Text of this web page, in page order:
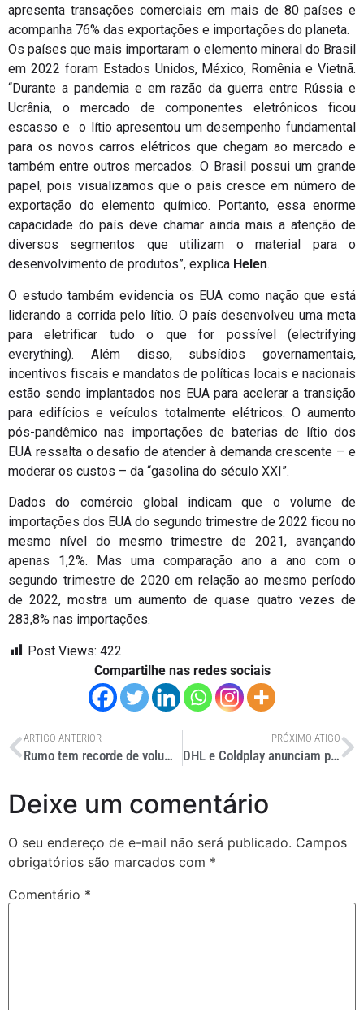
apresenta transações comerciais em mais de 80 países e
acompanha 76% das exportações e importações do planeta.
Os países que mais importaram o elemento mineral do Brasil
em 2022 foram Estados Unidos, México, Romênia e Vietnã.
“Durante a pandemia e em razão da guerra entre Rússia e
Ucrânia, o mercado de componentes eletrônicos ficou
escasso e o lítio apresentou um desempenho fundamental
para os novos carros elétricos que chegam ao mercado e
também entre outros mercados. O Brasil possui um grande
papel, pois visualizamos que o país cresce em número de
exportação do elemento químico. Portanto, essa enorme
capacidade do país deve chamar ainda mais a atenção de
diversos segmentos que utilizam o material para o
desenvolvimento de produtos”, explica Helen.
O estudo também evidencia os EUA como nação que está
liderando a corrida pelo lítio. O país desenvolveu uma meta
para eletrificar tudo o que for possível (electrifying
everything). Além disso, subsídios governamentais,
incentivos fiscais e mandatos de políticas locais e nacionais
estão sendo implantados nos EUA para acelerar a transição
para edifícios e veículos totalmente elétricos. O aumento
pós-pandêmico nas importações de baterias de lítio dos
EUA ressalta o desafio de atender à demanda crescente – e
moderar os custos – da “gasolina do século XXI”.
Dados do comércio global indicam que o volume de
importações dos EUA do segundo trimestre de 2022 ficou no
mesmo nível do mesmo trimestre de 2021, avançando
apenas 1,2%. Mas uma comparação ano a ano com o
segundo trimestre de 2020 em relação ao mesmo período
de 2022, mostra um aumento de quase quatro vezes de
283,8% nas importações.
Post Views: 422
Compartilhe nas redes sociais
ARTIGO ANTERIOR
Rumo tem recorde de volume transportado em 2022
PRÓXIMO ATIGO
DHL e Coldplay anunciam parceria para a turnê mundial deste ano
Deixe um comentário
O seu endereço de e-mail não será publicado. Campos
obrigatórios são marcados com *
Comentário *